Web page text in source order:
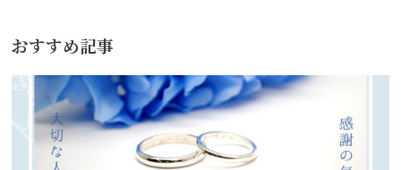
ビ
ー
シ
おすすめ記事